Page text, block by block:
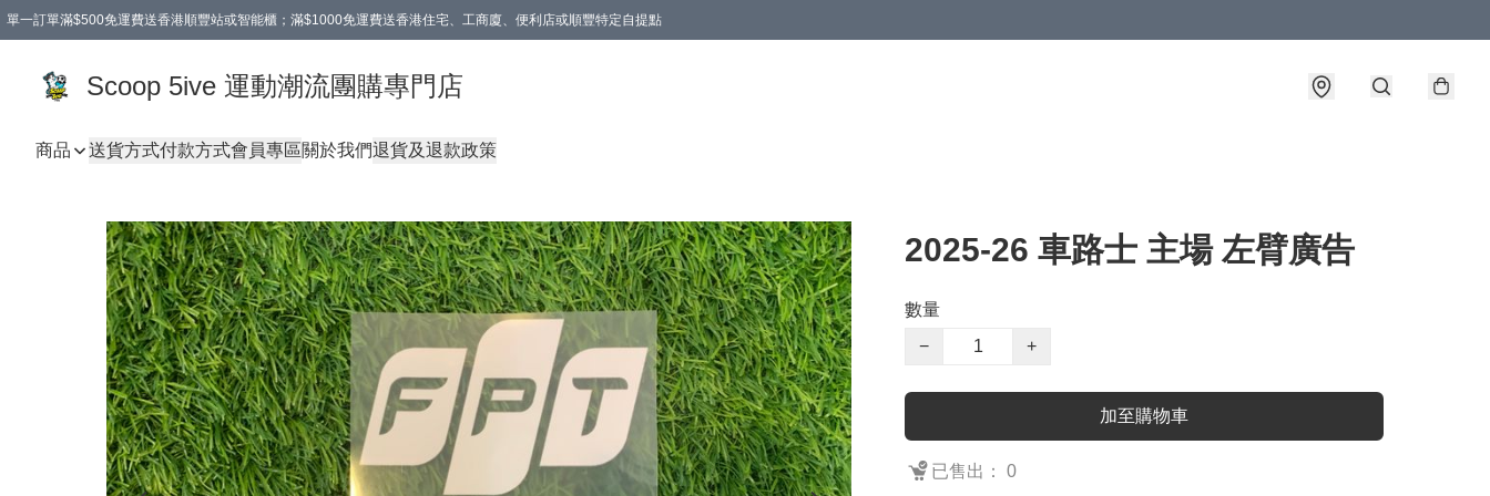
單一訂單滿$500免運費送香港順豐站或智能櫃；滿$1000免運費送香港住宅、工商廈、便利店或順豐特定自提點
Scoop 5ive 運動潮流團購專門店
商品 送貨方式付款方式會員專區關於我們退貨及退款政策
2025-26 車路士 主場 左臂廣告
數量
−
+
加至購物車
已售出： 0